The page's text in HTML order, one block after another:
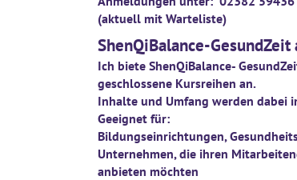
(aktuell mit Warteliste)
ShenQiBalance-
Ich biete ShenQiBalance-
geschlossene Kursreihen an.
Inhalte und Umfang werden dabei
Geeignet für:
Bildungseinrichtungen,
Unternehmen, die ihren
anbieten möchten